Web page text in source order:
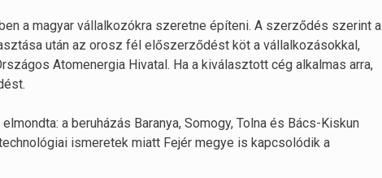
a magyar vállalkozókra szeretne építeni. A szerződés szerint a
után az orosz fél előszerződést köt a vállalkozásokkal,
Atomenergia Hivatal. Ha a kiválasztott cég alkalmas arra,
a beruházás Baranya, Somogy, Tolna és Bács-Kiskun
ismeretek miatt Fejér megye is kapcsolódik a